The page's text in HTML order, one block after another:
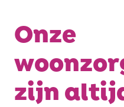
Onze
zijn